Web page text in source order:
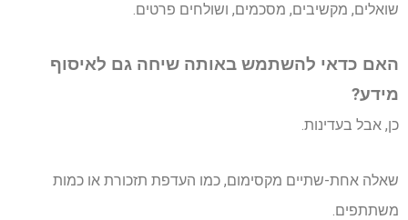
שואלים, מקשיבים, מסכמים, ושולחים פרטים.
האם כדאי להשתמש באותה שיחה גם לאיסוף
מידע?
כן, אבל בעדינות.
שאלה אחת-שתיים מקסימום, כמו העדפת תזכורת או כמות
משתתפים.